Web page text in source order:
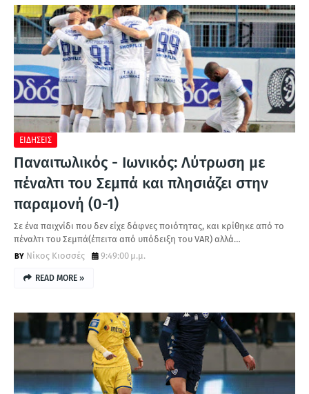
ΕΙΔΗΣΕΙΣ
Παναιτωλικός - Ιωνικός: Λύτρωση με
πέναλτι του Σεμπά και πλησιάζει στην
παραμονή (0-1)
Σε ένα παιχνίδι που δεν είχε δάφνες ποιότητας, και κρίθηκε από το
πέναλτι του Σεμπά(έπειτα από υπόδειξη του VAR) αλλά…
Νίκος Κιοσσές
9:49:00 μ.μ.
READ MORE »